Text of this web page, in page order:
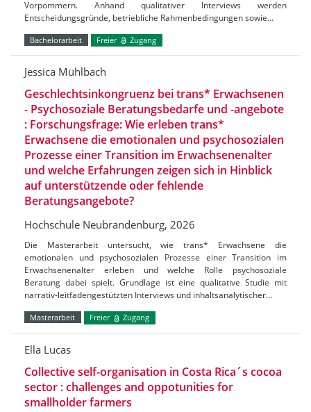
Vorpommern. Anhand qualitativer Interviews werden
Entscheidungsgründe, betriebliche Rahmenbedingungen sowie…
Bachelorarbeit Freier Zugang
Jessica Mühlbach
Geschlechtsinkongruenz bei trans* Erwachsenen
- Psychosoziale Beratungsbedarfe und -angebote
: Forschungsfrage: Wie erleben trans*
Erwachsene die emotionalen und psychosozialen
Prozesse einer Transition im Erwachsenenalter
und welche Erfahrungen zeigen sich in Hinblick
auf unterstützende oder fehlende
Beratungsangebote?
Hochschule Neubrandenburg, 2026
Die Masterarbeit untersucht, wie trans* Erwachsene die
emotionalen und psychosozialen Prozesse einer Transition im
Erwachsenenalter erleben und welche Rolle psychosoziale
Beratung dabei spielt. Grundlage ist eine qualitative Studie mit
narrativ-leitfadengestützten Interviews und inhaltsanalytischer…
Masterarbeit Freier Zugang
Ella Lucas
Collective self-organisation in Costa Rica´s cocoa
sector : challenges and oppotunities for
smallholder farmers